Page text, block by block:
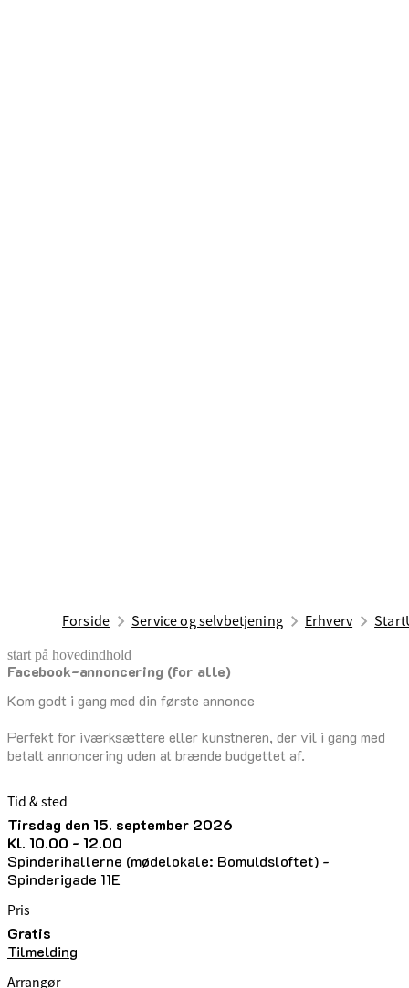
Forside Service og selvbetjening Erhverv
start på hovedindhold
Facebook-annoncering (for alle)
Kom godt i gang med din første annonce
Perfekt for iværksættere eller kunstneren, der vil i gang med
betalt annoncering uden at brænde budgettet af.
senest opdateret 18. maj 2026
Tid & sted
tirsdag den 15. september 2026
kl. 10.00 - 12.00
Spinderihallerne (mødelokale: Bomuldsloftet) -
Spinderigade 11E
Pris
Gratis
Tilmelding
Arrangør